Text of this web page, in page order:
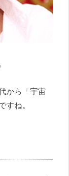
から「宇宙
すね。